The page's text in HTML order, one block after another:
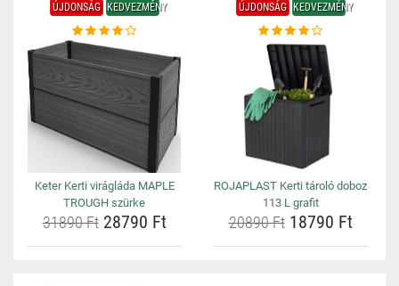
ÚJDONSÁG KEDVEZMÉNY
Keter Kerti virágláda MAPLE
TROUGH szürke
31890 Ft28790 Ft
ÚJDONSÁG KEDVEZMÉNY
ROJAPLAST Kerti tároló doboz
113 L grafit
20890 Ft18790 Ft